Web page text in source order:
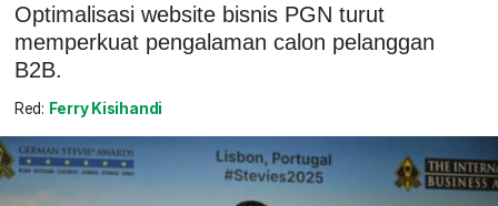
Optimalisasi website bisnis PGN turut
memperkuat pengalaman calon pelanggan
B2B.
Red: Ferry Kisihandi